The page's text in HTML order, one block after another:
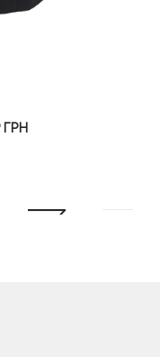
ГРН